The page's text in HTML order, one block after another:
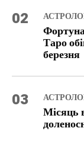
02
Таро
березня
03
Місяць